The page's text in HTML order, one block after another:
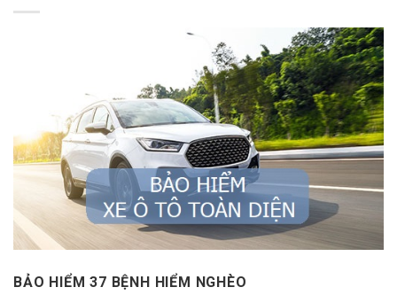
BẢO HIỂM 37 BỆNH HIỂM NGHÈO